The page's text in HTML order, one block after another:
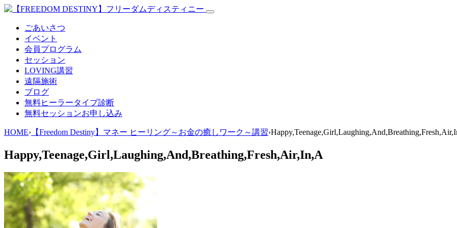
ごあいさつ
イベント
会員プログラム
セッション
LOVING講習
遠隔施術
ブログ
無料ヒーラータイプ診断
無料セッションお申し込み
HOME› 【Freedom Destiny】マネー ヒーリング～お金の癒しワーク～講習›
Happy,Teenage,Girl,Laughing,And,Breathing,Fresh,Air,In,A